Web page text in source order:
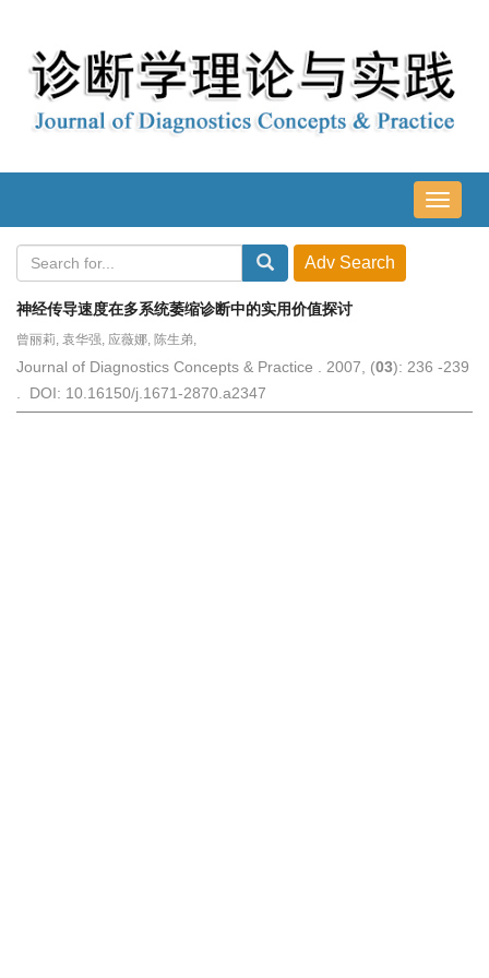
导
航
神经传导速度在多系统萎缩诊断中的实用价值探讨
曾丽莉, 袁华强, 应薇娜, 陈生弟,
Journal of Diagnostics Concepts & Practice . 2007, (03): 236 -239
. DOI: 10.16150/j.1671-2870.a2347